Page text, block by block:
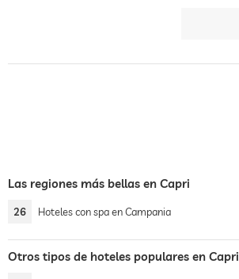
Las regiones más bellas en Capri
26 Hoteles con spa en Campania
Otros tipos de hoteles populares en Capri